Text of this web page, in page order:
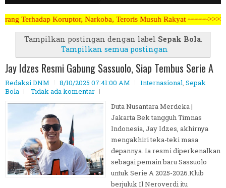
Teroris Musuh Rakyat ~~~~~>>>>> Kami Menerima Artikel,
Tampilkan postingan dengan label Sepak Bola.
Tampilkan semua postingan
Jay Idzes Resmi Gabung Sassuolo, Siap Tembus Serie A
Redaksi DNM 8/10/2025 07:41:00 AM Internasional, Sepak
Bola
Tidak ada komentar
Duta Nusantara Merdeka |
Jakarta Bek tangguh Timnas
Indonesia, Jay Idzes, akhirnya
mengakhiri teka-teki masa
depannya. Ia resmi diperkenalkan
sebagai pemain baru Sassuolo
untuk Serie A 2025-2026.Klub
berjuluk Il Neroverdi itu